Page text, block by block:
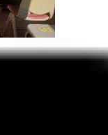
ィバイダー、製図用